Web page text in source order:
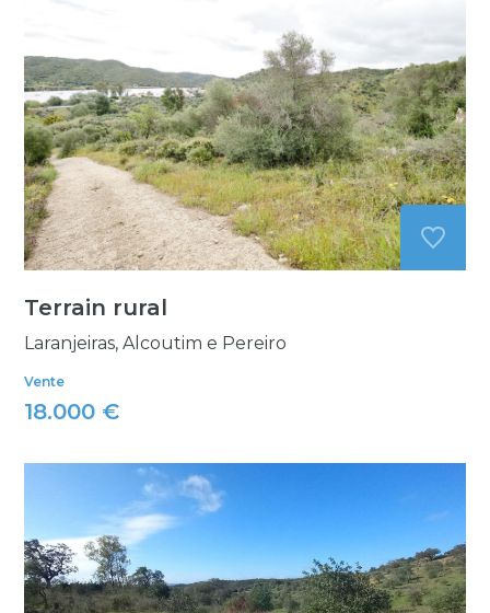
Terrain rural
Laranjeiras, Alcoutim e Pereiro
Vente
18.000 €